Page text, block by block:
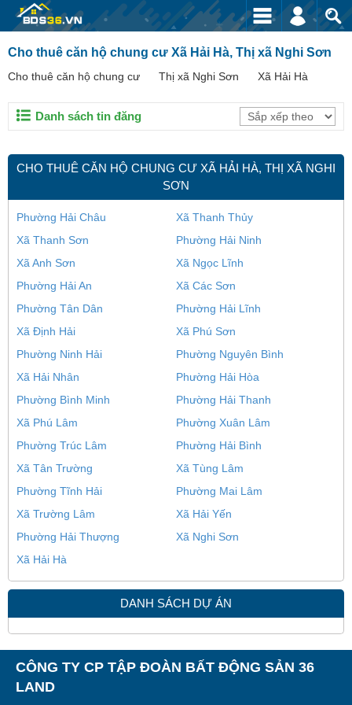
Cho thuê căn hộ chung cư Xã Hải Hà, Thị xã Nghi Sơn
Cho thuê căn hộ chung cư Thị xã Nghi Sơn Xã Hải Hà
Danh sách tin đăng
CHO THUÊ CĂN HỘ CHUNG CƯ XÃ HẢI HÀ, THỊ XÃ NGHI
SƠN
Phường Hải Châu
Xã Thanh Thủy
Xã Thanh Sơn
Phường Hải Ninh
Xã Anh Sơn
Xã Ngọc Lĩnh
Phường Hải An
Xã Các Sơn
Phường Tân Dân
Phường Hải Lĩnh
Xã Định Hải
Xã Phú Sơn
Phường Ninh Hải
Phường Nguyên Bình
Xã Hải Nhân
Phường Hải Hòa
Phường Bình Minh
Phường Hải Thanh
Xã Phú Lâm
Phường Xuân Lâm
Phường Trúc Lâm
Phường Hải Bình
Xã Tân Trường
Xã Tùng Lâm
Phường Tĩnh Hải
Phường Mai Lâm
Xã Trường Lâm
Xã Hải Yến
Phường Hải Thượng
Xã Nghi Sơn
Xã Hải Hà
DANH SÁCH DỰ ÁN
CÔNG TY CP TẬP ĐOÀN BẤT ĐỘNG SẢN 36
LAND